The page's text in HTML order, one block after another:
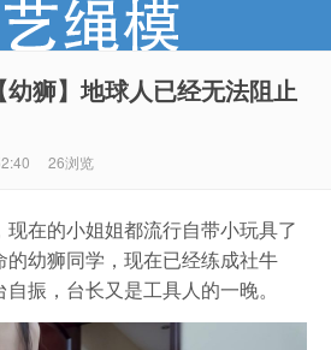
- 绳艺工作室 - 绳艺
幼狮】地球人已经无法阻止
26浏览
在的小姐姐都流行自带小玩具了
幼狮同学，现在已经练成社牛
振，台长又是工具人的一晚。